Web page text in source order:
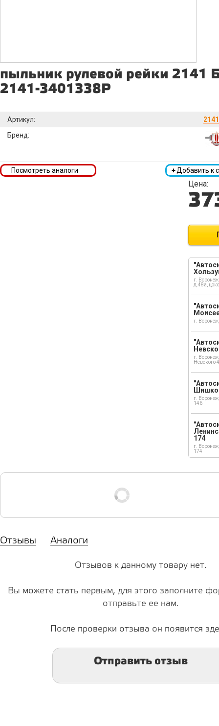
пыльник рулевой рейки 2141
2141-3401338Р
Артикул:
Бренд:
+Добавить к
Посмотреть аналоги
Цена:
г.
д.48а,
г.
г.
Невского
г.
146
174
г.
174
Отзывы Аналоги
Отзывов к данному товару нет.
Вы можете стать первым, для этого заполните
отправьте ее нам.
После проверки отзыва он появится
Отправить отзыв